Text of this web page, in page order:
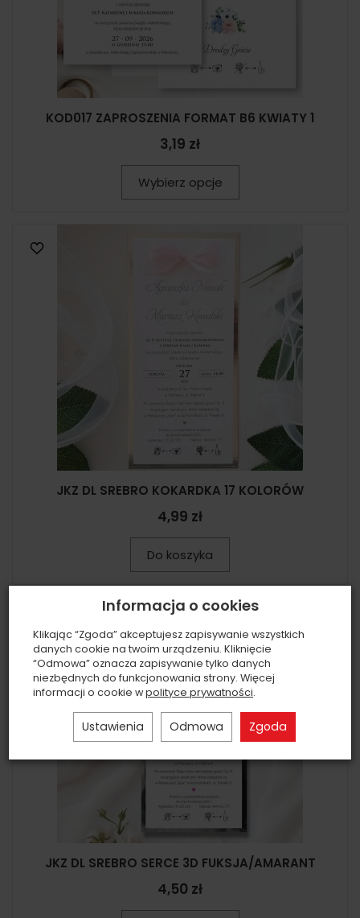
KOD017 ZAPROSZENIA FORMAT B6 KWIATY 1
3,19 zł
Wybierz opcje
JKZ DL SREBRO KOKARDKA 17 KOLORÓW
4,99 zł
Do koszyka
JKZ DL SREBRO SERCE 3D FUKSJA/AMARANT
4,50 zł
Informacja o cookies
Klikając “Zgoda” akceptujesz zapisywanie wszystkich
danych cookie na twoim urządzeniu. Kliknięcie
“Odmowa” oznacza zapisywanie tylko danych
niezbędnych do funkcjonowania strony. Więcej
informacji o cookie wpolityce prywatności.
Ustawienia Odmowa Zgoda